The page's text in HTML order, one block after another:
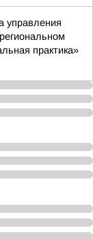
управления
практика»